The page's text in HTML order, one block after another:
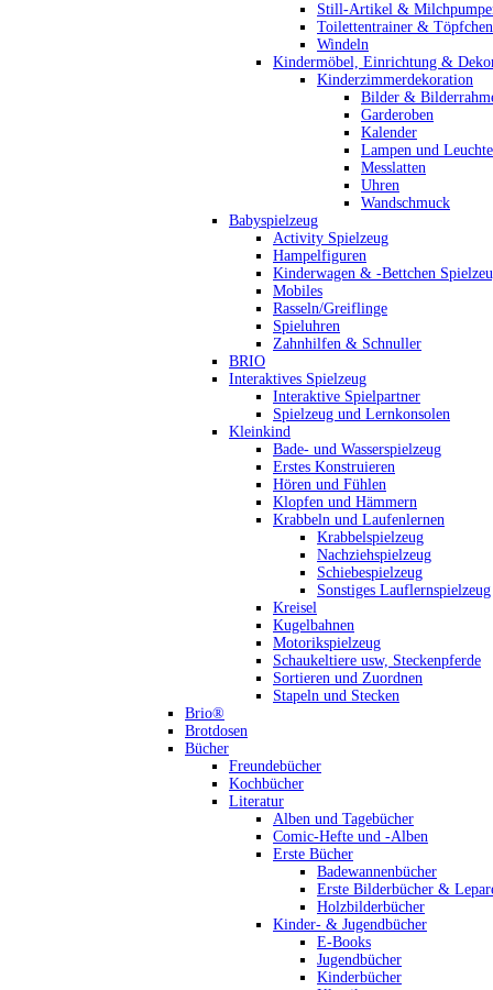
Still-Artikel &
Toilettentrainer & Töpfchen
Windeln
Kindermöbel, Einrichtung &
Kinderzimmerdekoration
Bilder &
Garderoben
Kalender
Lampen und
Messlatten
Uhren
Wandschmuck
Babyspielzeug
Activity Spielzeug
Hampelfiguren
Kinderwagen & -Bettchen
Mobiles
Rasseln/Greiflinge
Spieluhren
Zahnhilfen & Schnuller
BRIO
Interaktives Spielzeug
Interaktive Spielpartner
Spielzeug und Lernkonsolen
Kleinkind
Bade- und Wasserspielzeug
Erstes Konstruieren
Hören und Fühlen
Klopfen und Hämmern
Krabbeln und Laufenlernen
Krabbelspielzeug
Nachziehspielzeug
Schiebespielzeug
Sonstiges Lauflernspielzeug
Kreisel
Kugelbahnen
Motorikspielzeug
Schaukeltiere usw, Steckenpferde
Sortieren und Zuordnen
Stapeln und Stecken
Brio®
Brotdosen
Bücher
Freundebücher
Kochbücher
Literatur
Alben und Tagebücher
Comic-Hefte und -Alben
Erste Bücher
Badewannenbücher
Erste Bilderbücher &
Holzbilderbücher
Kinder- & Jugendbücher
E-Books
Jugendbücher
Kinderbücher